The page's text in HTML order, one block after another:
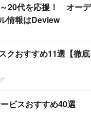
20代を応援！ オーデ
情報はDeview
クおすすめ11選【徹底
ビスおすすめ40選